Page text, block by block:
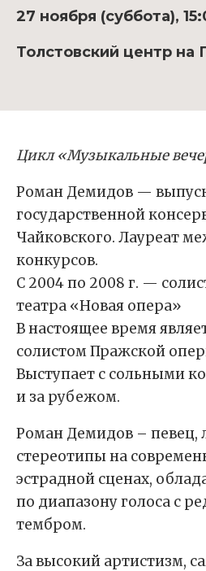
27 ноября (суббота),
Толстовский центр на
Цикл «Музыкальные
Роман Демидов —
государственной
Чайковского. Лауреат
конкурсов.
С 2004 по 2008 г. —
театра «Новая опера»
В настоящее время
солистом Пражской
Выступает с сольными
и за рубежом.
Роман Демидов –
стереотипы на
эстрадной сценах,
по диапазону голоса с
тембром.
За высокий артистизм,